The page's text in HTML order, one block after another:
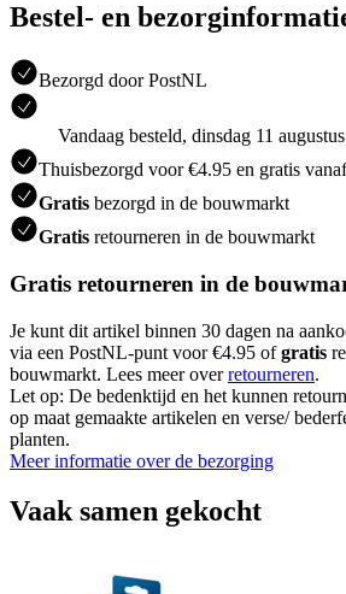
Bestel- en
Bezorgd door PostNL
Vandaag besteld, dinsdag 11
Thuisbezorgd voor €4.95 en gratis
Gratis bezorgd in de bouwmarkt
Gratis retourneren in de bouwmarkt
Gratis retourneren in de
Je kunt dit artikel binnen 30 dagen na
via een PostNL-punt voor €4.95 ofgratis
bouwmarkt. Lees meer overretourneren.
Let op: De bedenktijd en het kunnen
op maat gemaakte artikelen en verse/
planten.
Meer informatie over de bezorging
Vaak samen gekocht